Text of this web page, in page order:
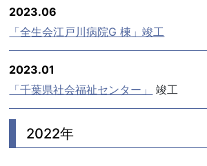
2023.06
「全生会江戸川病院G 棟」竣工
2023.01
「千葉県社会福祉センター」
竣工
2022年